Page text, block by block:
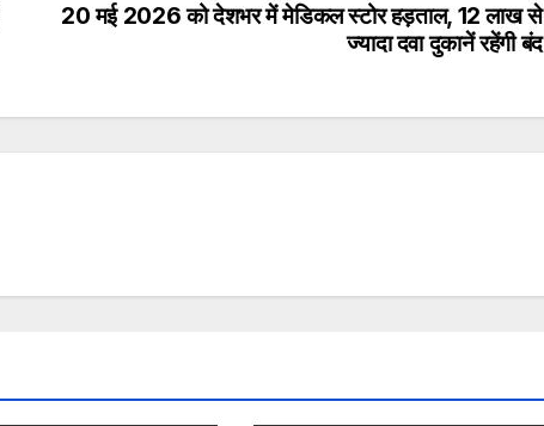
20 मई 2026 को देशभर में मेडिकल स्टोर हड़ताल, 12 लाख से
ज्यादा दवा दुकानें रहेंगी बंद